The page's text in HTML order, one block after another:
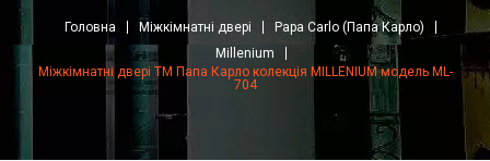
Головна Міжкімнатні двері
Papa Carlo (Папа Карло)
Millenium
Міжкімнатні двері ТМ Папа Карло колекція MILLENIUM модель ML-
704